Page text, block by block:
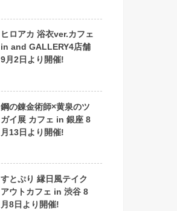
ヒロアカ 浴衣ver.カフェ
in and GALLERY4店舗
9月2日より開催!
鋼の錬金術師×黄泉のツ
ガイ展 カフェ in 銀座 8
月13日より開催!
すとぷり 縁日風テイク
アウトカフェ in 渋谷 8
月8日より開催!